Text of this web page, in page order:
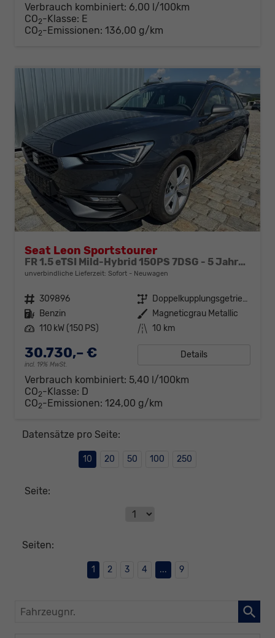
Verbrauch kombiniert: 6,00 l/100km
CO2-Klasse: E
CO2-Emissionen: 136,00 g/km
Seat Leon Sportstourer
FR 1.5 eTSI Mild-Hybrid 150PS 7DSG - 5 Jahre GARANTIE-Anhängerkupplung-MATRIX LED-WINTER-SHZ-ACC-Klimaautomatik 3Zonen-beheiz.Lenkrad-NAVI-Ambiente-2xPDC-Rückfahrkamera-ALU17"-DAB-elektr. Fensterheber-RDKS-Sunset-USB-Sofort
unverbindliche Lieferzeit: Sofort Neuwagen
Fahrzeugnr. 309896 Getriebe
Doppelkupplungsgetriebe (DSG)
Kraftstoff Benzin Außenfarbe Magneticgrau Metallic
Leistung 110 kW (150 PS) Kilometerstand 10 km
30.730,– €
incl. 19% MwSt.
Details
Verbrauch kombiniert: 5,40 l/100km
CO2-Klasse: D
CO2-Emissionen: 124,00 g/km
Datensätze pro Seite:
10 20 50 100 250
Seite:
Seiten:
1 2 3 4 ... 9
Fahrzeugnr.